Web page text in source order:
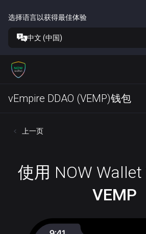
选择语言以获得最佳体验
中文 (中国)
vEmpire DDAO (VEMP)钱包
上一页
使用 NOW
VEMP